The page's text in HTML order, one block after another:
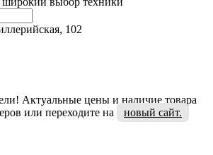
102
Актуальные цены и наличие товара
или переходите на
новый сайт.